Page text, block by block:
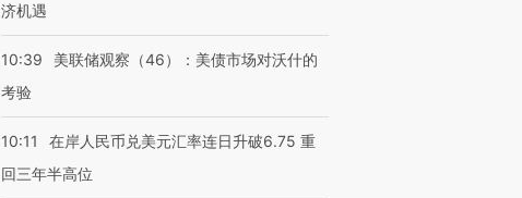
济机遇
10:39
美联储观察（46）：美债市场对沃什的
考验
10:11
在岸人民币兑美元汇率连日升破6.75 重
回三年半高位